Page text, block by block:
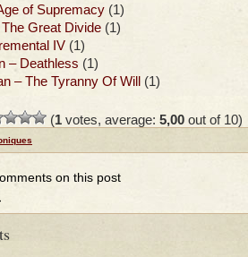
of Supremacy (1)
Great Divide (1)
IV (1)
– Deathless (1)
– The Tyranny Of Will (1)
(1 votes, average: 5,00 out of 10)
on this post